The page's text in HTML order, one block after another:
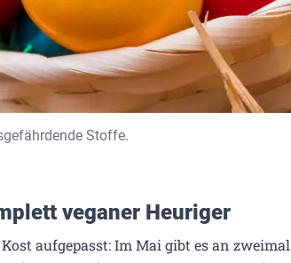
Stoffe.
veganer Heuriger
aufgepasst: Im Mai gibt es an zweimal